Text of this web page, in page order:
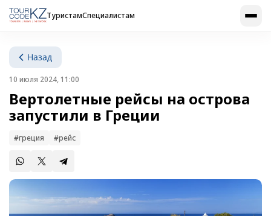
ТуристамСпециалистам
Назад
10 июля 2024, 11:00
Вертолетные рейсы на острова
запустили в Греции
#греция #рейс